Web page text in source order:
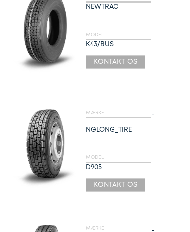
NEWTRAC
MODEL
K43/BUS
KONTAKT OS
MÆRKE
NGLONG_TIRE
MODEL
D905
KONTAKT OS
MÆRKE